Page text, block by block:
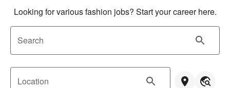
Looking for various fashion jobs? Start your career here.
Search
Location